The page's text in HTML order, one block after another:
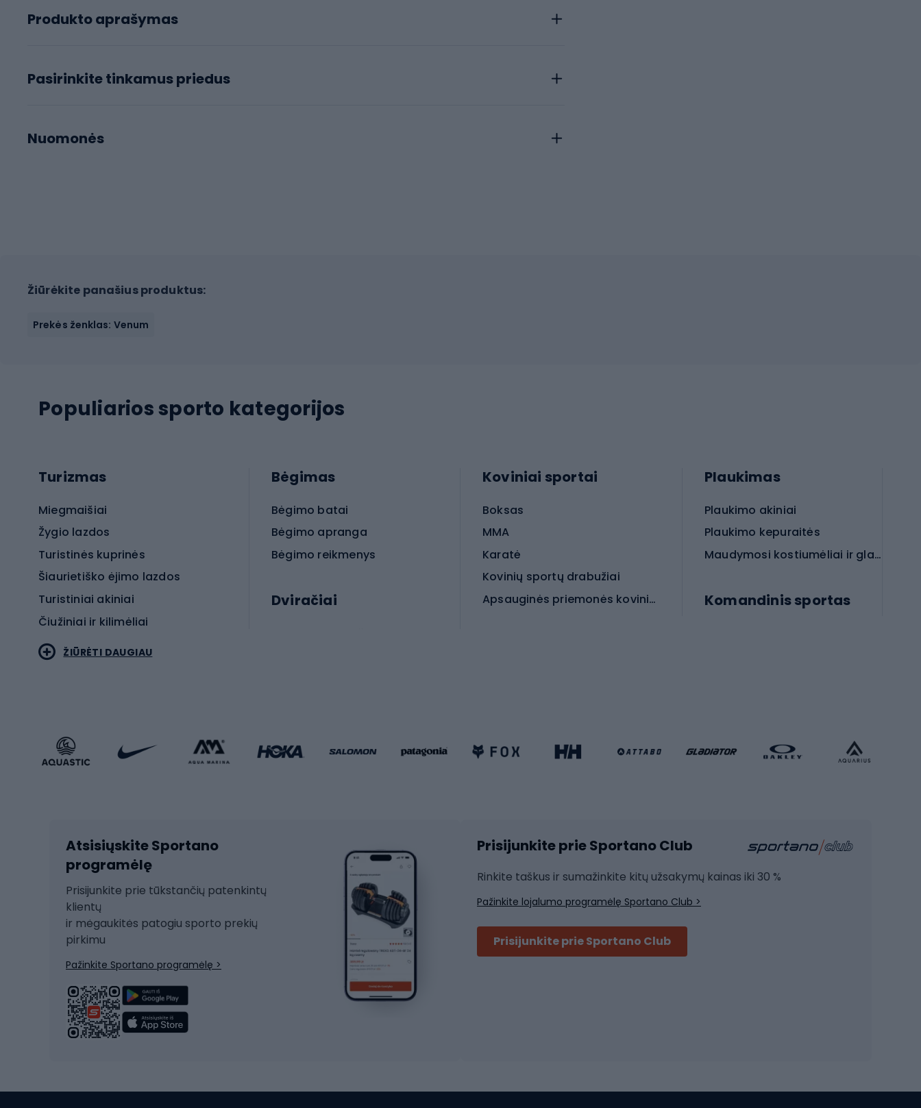
Produkto aprašymas
Pasirinkite tinkamus priedus
Nuomonės
Žiūrėkite panašius produktus:
Prekės ženklas: Venum
Populiarios sporto kategorijos
Turizmas
Miegmaišiai
Žygio lazdos
Turistinės kuprinės
Šiaurietiško ėjimo lazdos
Turistiniai akiniai
Čiužiniai ir kilimėliai
Sportinio stiliaus avalynė
Sportinio stiliaus aksesuarai
Čiuožimas
Rogės
Žygio batai
Alpinizmo batai
Turistiniai batai
Vandens sportai
Baidarės
Bėgimas
Bėgimo batai
Bėgimo apranga
Bėgimo reikmenys
Dviračiai
Vaikiški dviračiai
Dviračių marškinėliai
Dviračių kelnės
Dviračių striukės
Dviračių džemperiai
Dviračių kepurės
Dviračių priedai
Koviniai sportai
Boksas
MMA
Karatė
Kovinių sportų drabužiai
Apsauginės priemonės koviniam sportui
Riedučiai
Rakečių sportas
Badmintonas
Stalo tenisas
Tenisas
Plaukimas
Plaukimo akiniai
Plaukimo kepuraitės
Maudymosi kostiumėliai ir glaudės
Komandinis sportas
Krepšinio apranga
Jėgos įranga
Joga
ŽIŪRĖTI DAUGIAU
Atsisiųskite Sportano
programėlę
Prisijunkite prie tūkstančių patenkintų
klientų
ir mėgaukitės patogiu sporto prekių
pirkimu
Pažinkite Sportano programėlę >
Prisijunkite prie Sportano Club
Rinkite taškus ir sumažinkite kitų užsakymų kainas iki 30 %
Pažinkite lojalumo programėlę Sportano Club >
Prisijunkite prie Sportano Club